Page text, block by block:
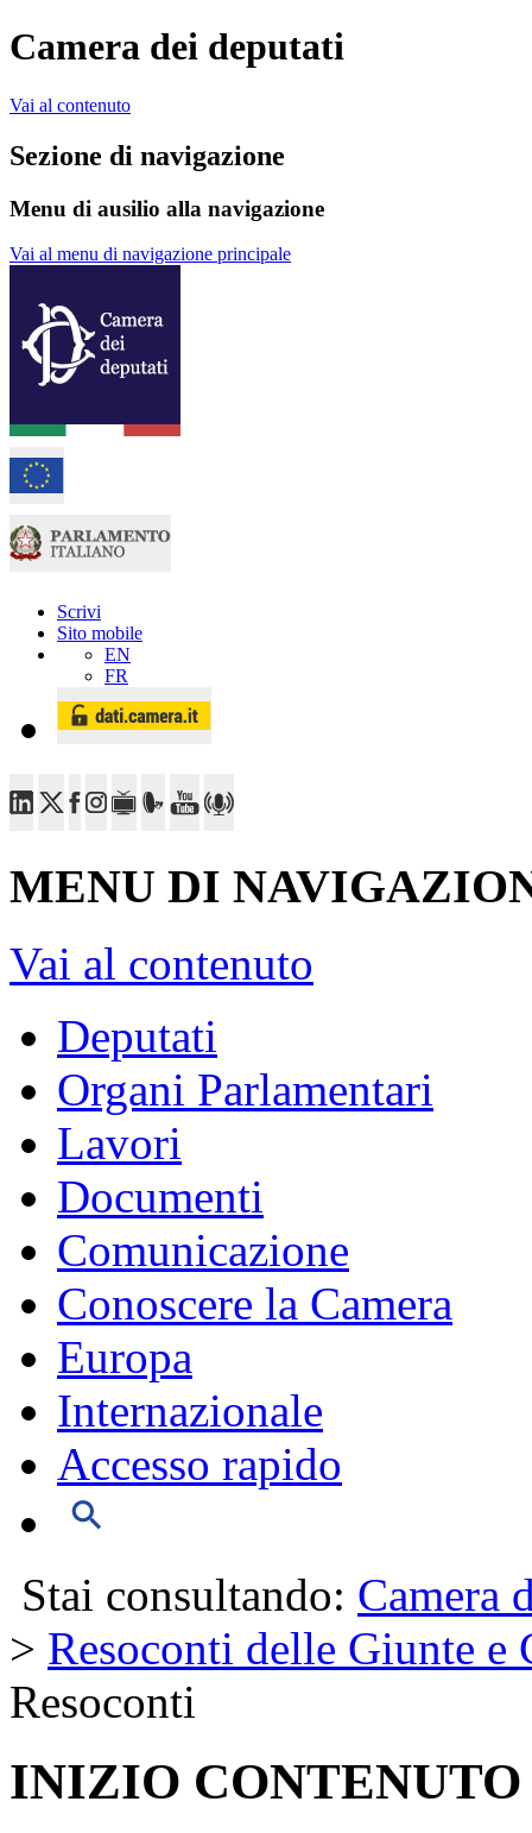
Camera dei deputati
Vai al contenuto
Sezione di navigazione
Menu di ausilio alla navigazione
Vai al menu di navigazione principale
Scrivi
Sito mobile
EN
FR
MENU DI
Vai al contenuto
Deputati
Organi Parlamentari
Lavori
Documenti
Comunicazione
Conoscere la Camera
Europa
Internazionale
Accesso rapido
Stai consultando: Camera
> Resoconti delle Giunte e
Resoconti
INIZIO CONTENUTO